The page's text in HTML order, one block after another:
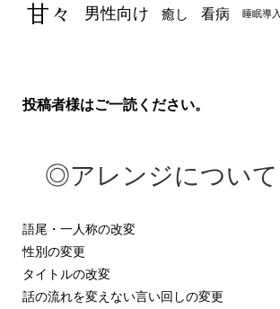
甘々 男性向け 癒し 看病 睡眠導入
投稿者様はご一読ください。
◎アレンジについて
語尾・一人称の改変
性別の変更
タイトルの改変
話の流れを変えない言い回しの変更